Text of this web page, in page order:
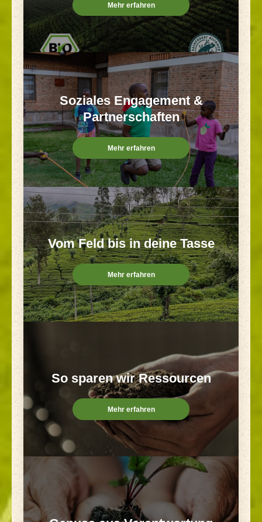
Mehr erfahren
Soziales Engagement &
Partnerschaften
Mehr erfahren
Vom Feld bis in deine Tasse
Mehr erfahren
So sparen wir Ressourcen
Mehr erfahren